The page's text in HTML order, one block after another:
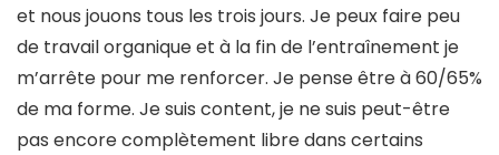
et nous jouons tous les trois jours. Je peux faire peu
de travail organique et à la fin de l’entraînement je
m’arrête pour me renforcer. Je pense être à 60/65%
de ma forme. Je suis content, je ne suis peut-être
pas encore complètement libre dans certains